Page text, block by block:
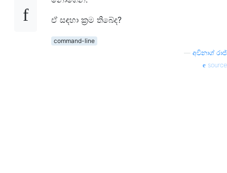
ඒ සඳහා ක්‍රම තිබේද?
command-line
අවිනාශ් රාජ්
source